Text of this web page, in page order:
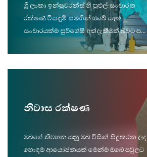
ශ්‍රී ලංකා ඉන්ෂුවරන්ස් හි පුළුල් සංචාරක
රක්ෂණ විසඳුම් සමඟින් ඔබේ සෑම
සංචාරයක්ම සුවිශේෂී අත්දැකීමක් බවට පත්
නිවාස රක්ෂණ
ඔබ‌ගේ නිවහන යනු ඔබ විසින් සිදුකරන ලද
හොඳම ආයෝජනයක් මෙන්ම ඔබේ පවුලට